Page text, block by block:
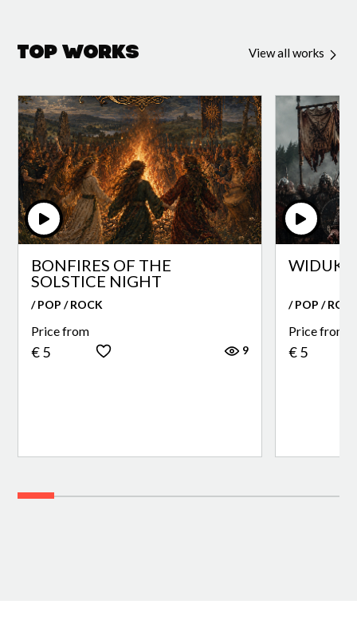
Top Works View all works
BONFIRES OF THE
SOLSTICE NIGHT
/ POP / ROCK
Price from
€ 5 9
/ POP /
Price from
€ 5